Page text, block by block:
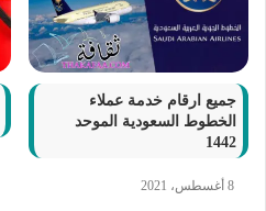
جميع ارقام خدمة عملاء
الخطوط السعودية الموحد
1442
8 أغسطس، 2021